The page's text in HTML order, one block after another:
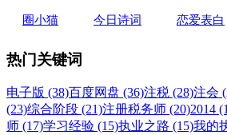
圈小猫 今日诗词 恋爱表白
热门关键词
电子版 (38)百度网盘 (36)注税 (28)注会
(23)综合阶段 (21)注册税务师 (20)2014
师 (17)学习经验 (15)执业之路 (15)我的